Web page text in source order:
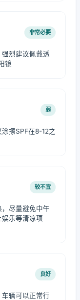
非常必要
烈建议佩戴透
镜
弱
擦SPF在8-12之
较不宜
尽量避免中午
乐等清凉项
良好
辆可以正常行